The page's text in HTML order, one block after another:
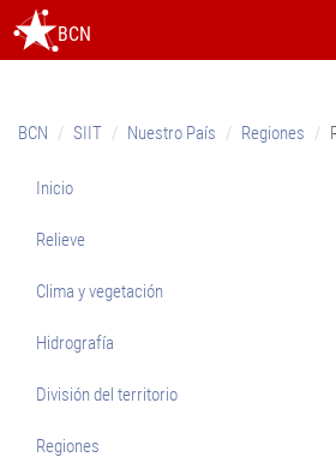
content.
BCN
BCN SIIT Nuestro País Regiones
Inicio
Relieve
Clima y vegetación
Hidrografía
División del territorio
Regiones